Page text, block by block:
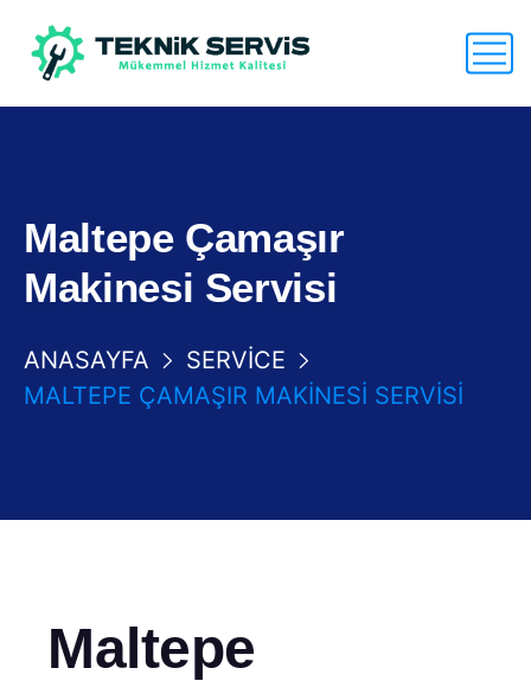
Maltepe Çamaşır
Makinesi Servisi
ANASAYFA
SERVICE
MALTEPE ÇAMAŞIR MAKINESI SERVISI
Maltepe